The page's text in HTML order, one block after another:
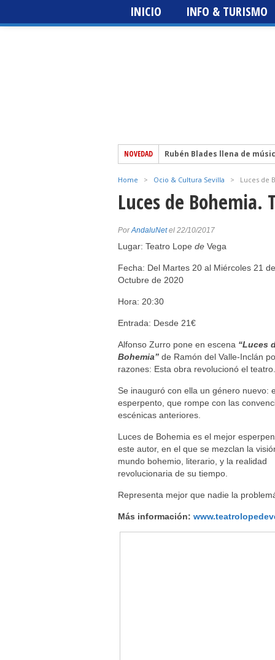
INICIO INFO & TURISMO
NOVEDAD
Rubén Blades llena de
edición
Sting 3.0 – Icónica Sevilla
The Prodigy – Icónica Sevilla
Home > Ocio & Cultura Sevilla > Luces de
Luces de Bohemia.
PorAndaluNetel 22/10/2017
Lugar: Teatro Lope de Vega
Fecha: Del Martes 20 al Miércoles 21 de
Octubre de 2020
Hora: 20:30
Entrada: Desde 21€
Alfonso Zurro pone en escena “Luces
Bohemia” de Ramón del Valle-Inclán
razones: Esta obra revolucionó el teatro.
Se inauguró con ella un género nuevo:
esperpento, que rompe con las
escénicas anteriores.
Luces de Bohemia es el mejor
este autor, en el que se mezclan la
mundo bohemio, literario, y la realidad
revolucionaria de su tiempo.
Representa mejor que nadie la
Más información: